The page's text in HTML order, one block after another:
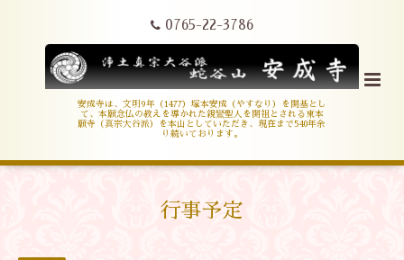
0765-22-3786
安成寺は、文明9年（1477）塚本安成（やすなり）を開基とし
て、本願念仏の教えを導かれた親鸞聖人を開祖とされる東本
願寺（真宗大谷派）を本山としていただき、現在まで540年余
り続いております。
行事予定